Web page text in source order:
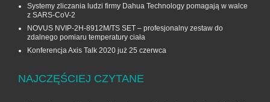
Systemy zliczania ludzi firmy Dahua Technology pomagają w walce
z SARS-CoV-2
NOVUS NVIP-2H-8912M/TS SET – profesjonalny zestaw do
zdalnego pomiaru temperatury ciała
Konferencja Axis Talk 2020 już 25 czerwca
NAJCZĘŚCIEJ CZYTANE